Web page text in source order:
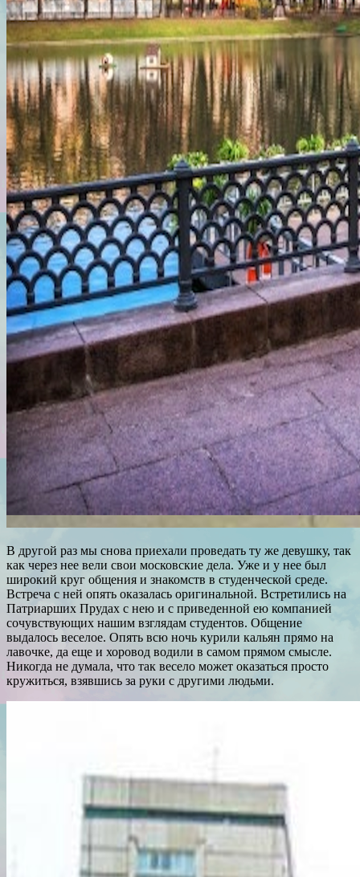
В другой раз мы снова приехали проведать ту же девушку, так
как через нее вели свои московские дела. Уже и у нее был
широкий круг общения и знакомств в студенческой среде.
Встреча с ней опять оказалась оригинальной. Встретились на
Патриарших Прудах с нею и с приведенной ею компанией
сочувствующих нашим взглядам студентов. Общение
выдалось веселое. Опять всю ночь курили кальян прямо на
лавочке, да еще и хоровод водили в самом прямом смысле.
Никогда не думала, что так весело может оказаться просто
кружиться, взявшись за руки с другими людьми.